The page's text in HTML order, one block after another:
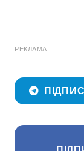
РЕКЛАМА